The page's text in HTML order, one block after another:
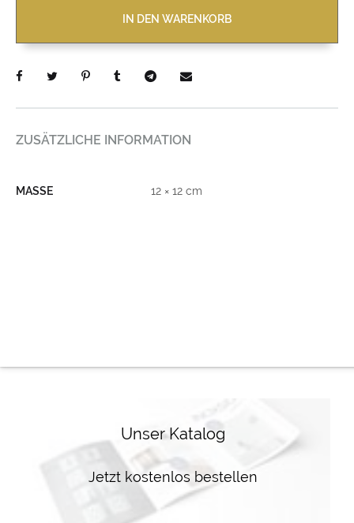
IN DEN WARENKORB
ZUSÄTZLICHE INFORMATION
MASSE 12 × 12 cm
Unser Katalog
Jetzt kostenlos bestellen